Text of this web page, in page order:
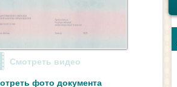
Смотреть видео
фото документа